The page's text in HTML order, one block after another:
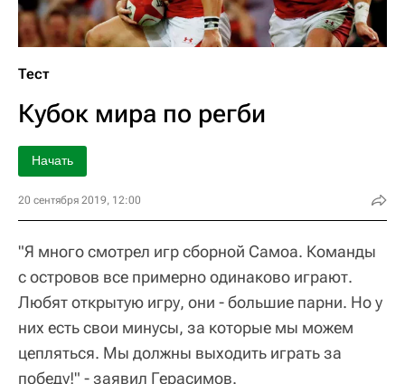
Тест
Кубок мира по регби
Начать
20 сентября 2019, 12:00
"Я много смотрел игр сборной Самоа. Команды
с островов все примерно одинаково играют.
Любят открытую игру, они - большие парни. Но у
них есть свои минусы, за которые мы можем
цепляться. Мы должны выходить играть за
победу!" - заявил Герасимов.